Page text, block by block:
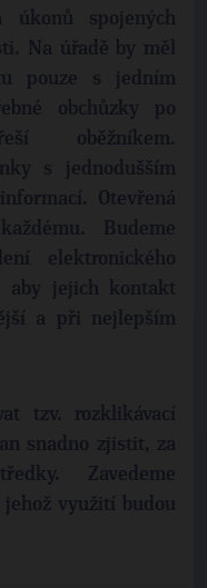
úkonů spojených
Na úřadě by měl
pouze s jedním
obchůzky po
oběžníkem.
s jednodušším
Otevřená
Budeme
elektronického
aby jejich kontakt
a při nejlepším
tzv. rozklikávací
snadno zjistit, za
Zavedeme
využití budou